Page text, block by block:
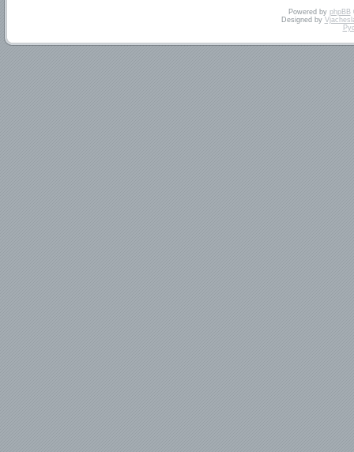
Powered by phpBB
Designed by